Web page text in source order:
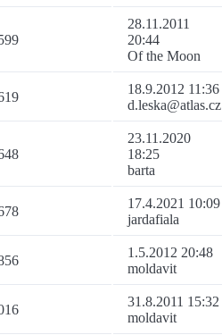
28.11.2011
20:44
Of the Moon
18.9.2012 11:36
d.leska@atlas.cz
23.11.2020
18:25
barta
17.4.2021 10:09
jardafiala
1.5.2012 20:48
moldavit
31.8.2011 15:32
moldavit